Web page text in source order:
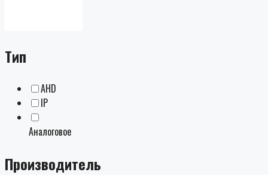
Тип
AHD
IP
Аналоговое
Производитель